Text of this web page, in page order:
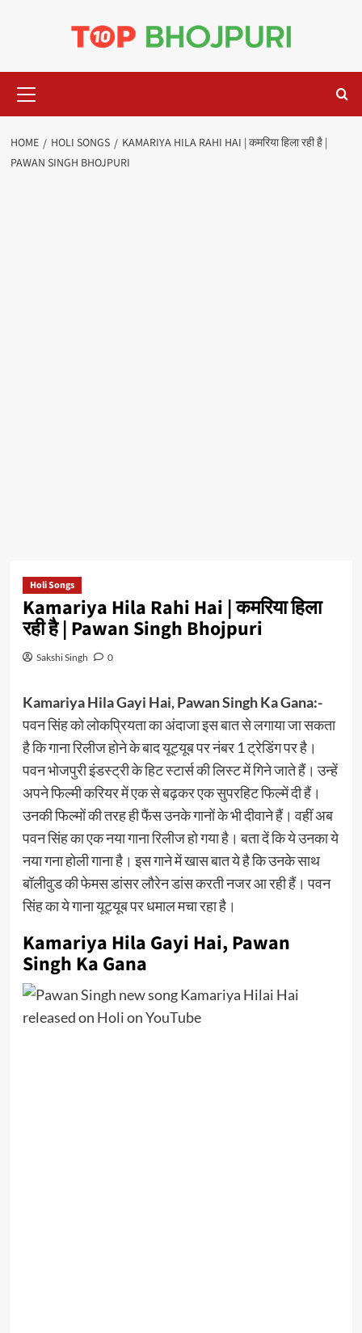
Menu
HOME HOLI SONGS
KAMARIYA HILA RAHI HAI | कमरिया हिला रही है |
PAWAN SINGH BHOJPURI
Holi Songs
Kamariya Hila Rahi Hai | कमरिया हिला
रही है | Pawan Singh Bhojpuri
Sakshi Singh 0
Kamariya Hila Gayi Hai, Pawan Singh Ka Gana:-
पवन सिंह को लोकप्रियता का अंदाजा इस बात से लगाया जा सकता
है कि गाना रिलीज होने के बाद यूट्यूब पर नंबर 1 ट्रेडिंग पर है।
पवन भोजपुरी इंडस्ट्री के हिट स्टार्स की लिस्ट में गिने जाते हैं। उन्हें
अपने फिल्मी करियर में एक से बढ़कर एक सुपरहिट फिल्में दी हैं।
उनकी फिल्मों की तरह ही फैंस उनके गानों के भी दीवाने हैं। वहीं अब
पवन सिंह का एक नया गाना रिलीज हो गया है। बता दें कि ये उनका ये
नया गना होली गाना है। इस गाने में खास बात ये है कि उनके साथ
बॉलीवुड की फेमस डांसर लौरेन डांस करती नजर आ रही हैं। पवन
सिंह का ये गाना यूट्यूब पर धमाल मचा रहा है।
Kamariya Hila Gayi Hai, Pawan
Singh Ka Gana